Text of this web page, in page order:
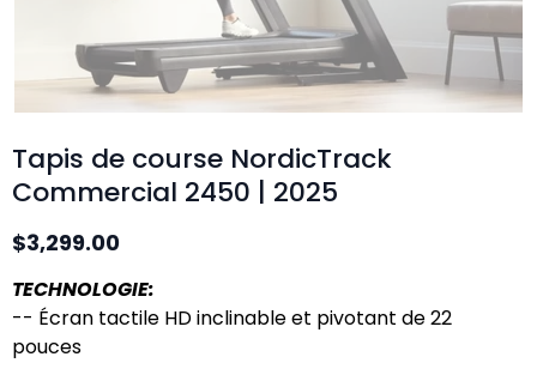
Tapis de course NordicTrack
Commercial 2450 | 2025
$3,299.00
TECHNOLOGIE:
-- Écran tactile HD inclinable et pivotant de 22
pouces